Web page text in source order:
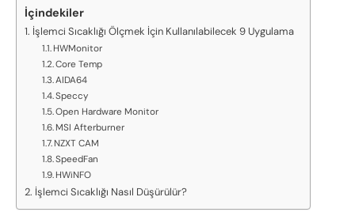
İçindekiler
İşlemci Sıcaklığı Ölçmek İçin Kullanılabilecek 9 Uygulama
HWMonitor
Core Temp
AIDA64
Speccy
Open Hardware Monitor
MSI Afterburner
NZXT CAM
SpeedFan
HWiNFO
İşlemci Sıcaklığı Nasıl Düşürülür?